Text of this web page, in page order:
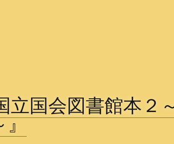
立国会図書館本２
』